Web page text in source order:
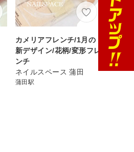
カメリアフレンチ/1月の
新デザイン/花柄/変形フレ
ンチ
ネイルスペース 蒲田
蒲田駅